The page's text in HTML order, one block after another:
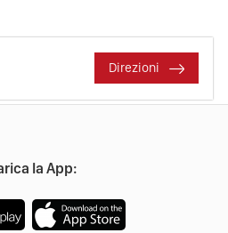
Direzioni
la App: